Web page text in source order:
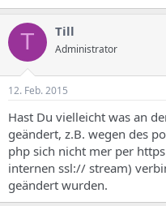
T Till
Administrator
12. Feb. 2015
Hast Du vielleicht was an
geändert, z.B. wegen des
php sich nicht mer per
internen ssl:// stream)
geändert wurden.